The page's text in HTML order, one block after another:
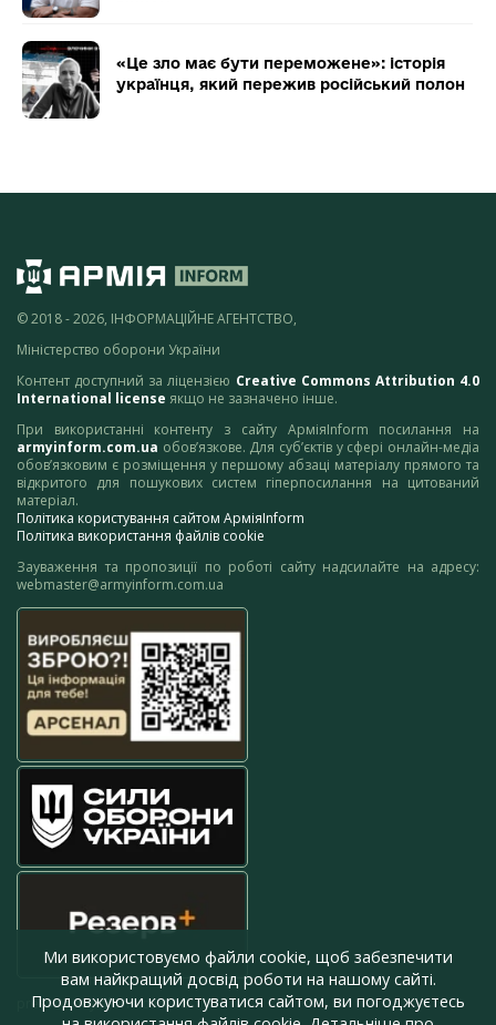
«Це зло має бути переможене»: історія
українця, який пережив російський полон
© 2018 - 2026, ІНФОРМАЦІЙНЕ АГЕНТСТВО,
Міністерство оборони України
Контент доступний за ліцензією Creative Commons Attribution 4.0
International license якщо не зазначено інше.
При використанні контенту з сайту АрміяInform посилання на
armyinform.com.ua обов’язкове. Для суб’єктів у сфері онлайн-медіа
обов’язковим є розміщення у першому абзаці матеріалу прямого та
відкритого для пошукових систем гіперпосилання на цитований
матеріал.
Політика користування сайтом АрміяInform
Політика використання файлів cookie
Зауваження та пропозиції по роботі сайту надсилайте на адресу:
webmaster@armyinform.com.ua
press@armyinform.com.ua
Ми використовуємо файли cookie, щоб забезпечити
вам найкращий досвід роботи на нашому сайті.
Продовжуючи користуватися сайтом, ви погоджуєтесь